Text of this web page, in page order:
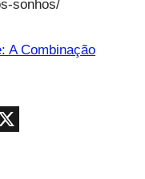
sonhos/
A Combinação